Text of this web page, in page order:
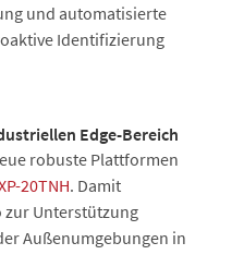
und automatisierte
Identifizierung
Edge-Bereich
robuste Plattformen
20TNH. Damit
Unterstützung
Außenumgebungen in